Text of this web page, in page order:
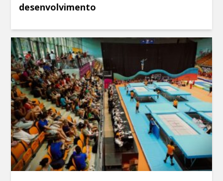
desenvolvimento